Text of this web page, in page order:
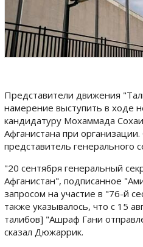
Представители движения
намерение выступить в ходе
кандидатуру Мохаммада
Афганистана при
представитель генерального
"20 сентября генеральный
Афганистан", подписанное
запросом на участие в "76-й
также указывалось, что с 15
талибов] "Ашраф Гани
сказал Дюжаррик.